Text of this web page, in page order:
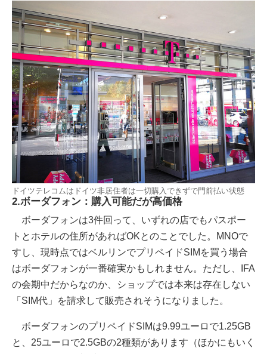
ドイツテレコムはドイツ非居住者は一切購入できずで門前払い状態
2.ボーダフォン：購入可能だが高価格
ボーダフォンは3件回って、いずれの店でもパスポー
トとホテルの住所があればOKとのことでした。MNOで
すし、現時点ではベルリンでプリペイドSIMを買う場合
はボーダフォンが一番確実かもしれません。ただし、IFA
の会期中だからなのか、ショップでは本来は存在しない
「SIM代」を請求して販売されそうになりました。
ボーダフォンのプリペイドSIMは9.99ユーロで1.25GB
と、25ユーロで2.5GBの2種類があります（ほかにもいく